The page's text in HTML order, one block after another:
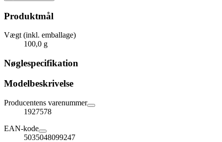
Produktmål
Vægt (inkl. emballage)
100,0 g
Nøglespecifikation
Modelbeskrivelse
Producentens varenummer
1927578
EAN-kode
5035048099247